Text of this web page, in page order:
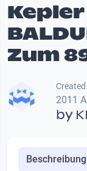
Kepler
Zum
2011
by
Beschreibung